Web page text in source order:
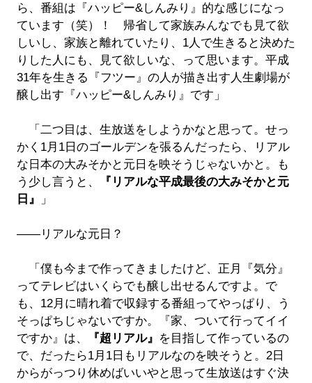
ら、番組は『ハッピー&しんみり』的な感じになっ
ています（笑）！ 帰省して家族みんなでも見て欲
しいし、家族と離れていたり、1人で生きると決めた
りした人にも、見て欲しいな、って思います。平成
31年を生きる『フツー』の人が描き出す人生劇場が
醸し出す『ハッピー&しんみり』です」
「二つ目は、生放送をしようかなと思って。せっ
かく1月1日のゴールデンを張るんだったら、リアル
な日本の大みそかと元日を映そうじゃないかと。も
う少し言うと、
『リアルな平成最後の大みそかと元
日』
」
――リアルな元日？
「僕も今まで作ってきましたけど、正月『気分』
ってテレビはいくらでも醸し出せるんですよ。で
も、12月に晴れ着で収録する番組ってやっぱり、う
そっぱちじゃないですか。『家、ついて行ってイイ
ですか』は、
『超リアル』 を目指して作っているの
で、だったら1月1日もリアルなのを映そうと。2日
からがっつり休めばいいやと思って生放送はすぐ決